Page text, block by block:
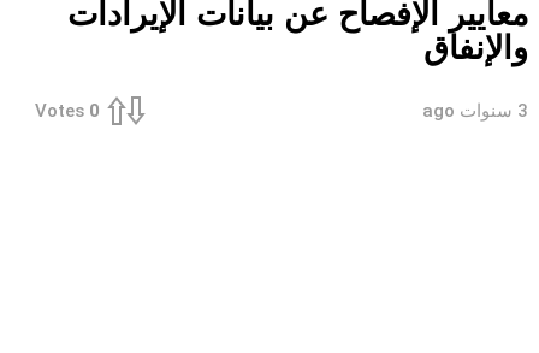
معايير الإفصاح عن بيانات الإيرادات
والإنفاق
3 سنوات ago 0
Votes